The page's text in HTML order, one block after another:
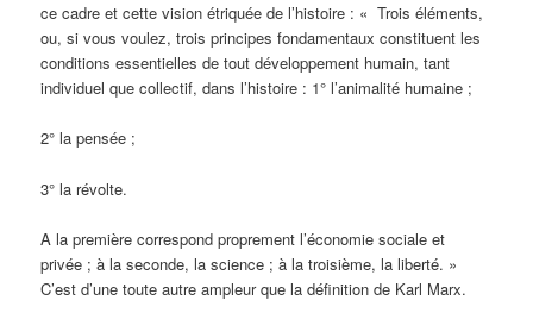
ce cadre et cette vision étriquée de l’histoire : « Trois éléments,
ou, si vous voulez, trois principes fondamentaux constituent les
conditions essentielles de tout développement humain, tant
individuel que collectif, dans l’histoire : 1° l’animalité humaine ;
2° la pensée ;
3° la révolte.
A la première correspond proprement l’économie sociale et
privée ; à la seconde, la science ; à la troisième, la liberté. »
C’est d’une toute autre ampleur que la définition de Karl Marx.